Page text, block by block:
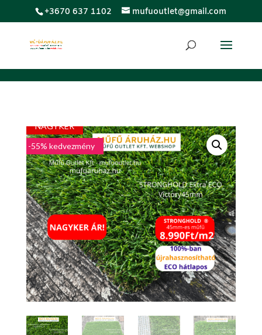
+3670 637 1102 mufuoutlet@gmail.com
NAGYKER
-55% kedvezmény